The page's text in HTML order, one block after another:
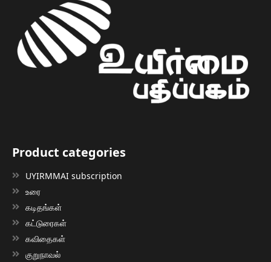
Product categories
UYIRMMAI subscription
உரை
கடிதங்கள்
கட்டுரைகள்
கவிதைகள்
குறுநாவல்